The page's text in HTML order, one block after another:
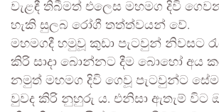
වැළඳී තිබීමත් එලෙස මහමග දිවි
හැකි සුලබ රෝගී තත්ත්වයන් වේ.
මහමගදී හමුවූ කුඩා පැටවුන් නිවසට
කිරි සාදා බොන්නට දීම බොහෝ අය
නමුත් මහමග දිවි ගෙවූ පැටවුන්ට
වුවද කිරි නුහුරු ය. එනිසා ඇතැම් විට